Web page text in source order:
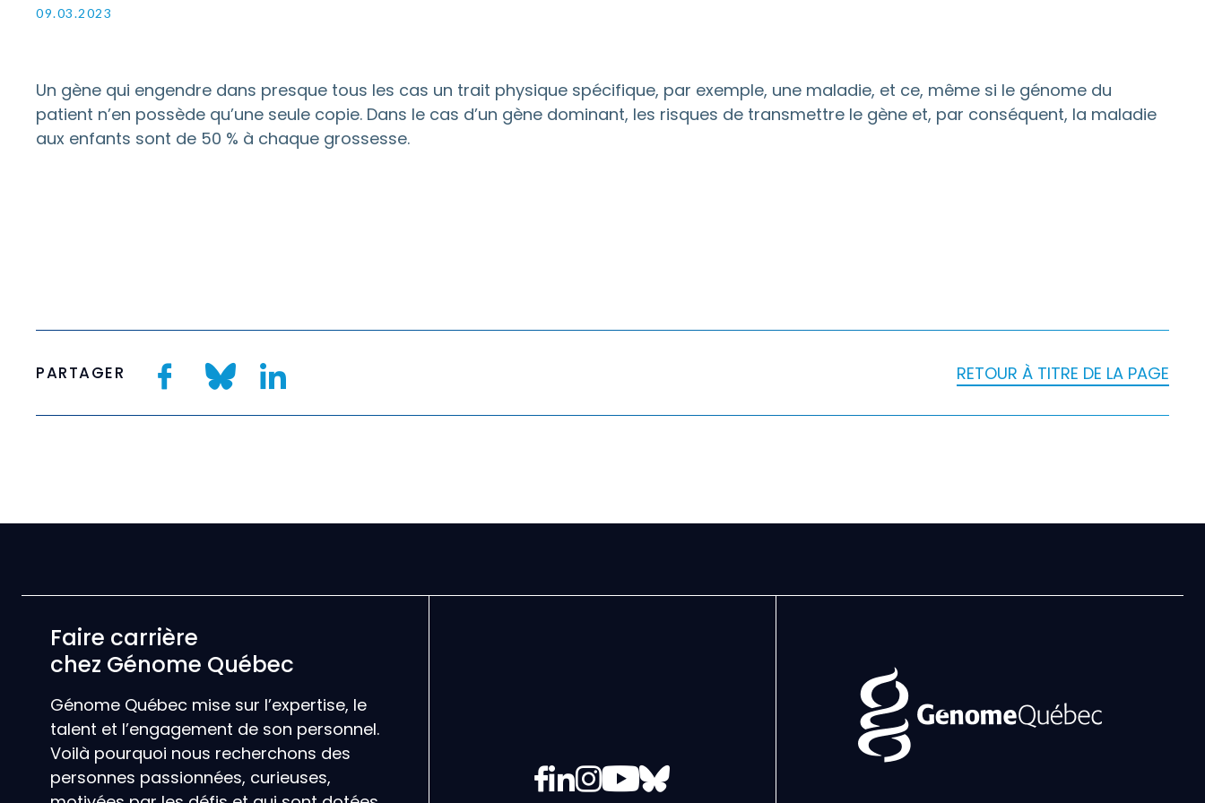
09.03.2023
Un gène qui engendre dans presque tous les cas un trait physique spécifique, par exemple, une maladie, et ce, même si le génome du
patient n’en possède qu’une seule copie. Dans le cas d’un gène dominant, les risques de transmettre le gène et, par conséquent, la maladie
aux enfants sont de 50 % à chaque grossesse.
PARTAGER RETOUR À TITRE DE LA PAGE
Faire carrière
chez Génome Québec
Génome Québec mise sur l’expertise, le
talent et l’engagement de son personnel.
Voilà pourquoi nous recherchons des
personnes passionnées, curieuses,
Facebook
LinkedIn
Instagram
YouTube
Bluesky